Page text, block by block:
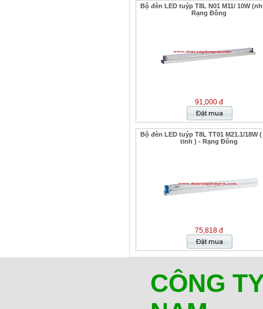
Bộ đèn LED tuýp T8L N01 M11/ 10W
Rạng Đông
91,000 đ
Bộ đèn LED tuýp T8L TT01 M21.1/18W
tinh ) - Rạng Đông
75,818 đ
CÔNG